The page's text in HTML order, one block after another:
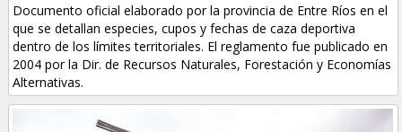
Documento oficial elaborado por la provincia de Entre Ríos en el
que se detallan especies, cupos y fechas de caza deportiva
dentro de los límites territoriales. El reglamento fue publicado en
2004 por la Dir. de Recursos Naturales, Forestación y Economías
Alternativas.